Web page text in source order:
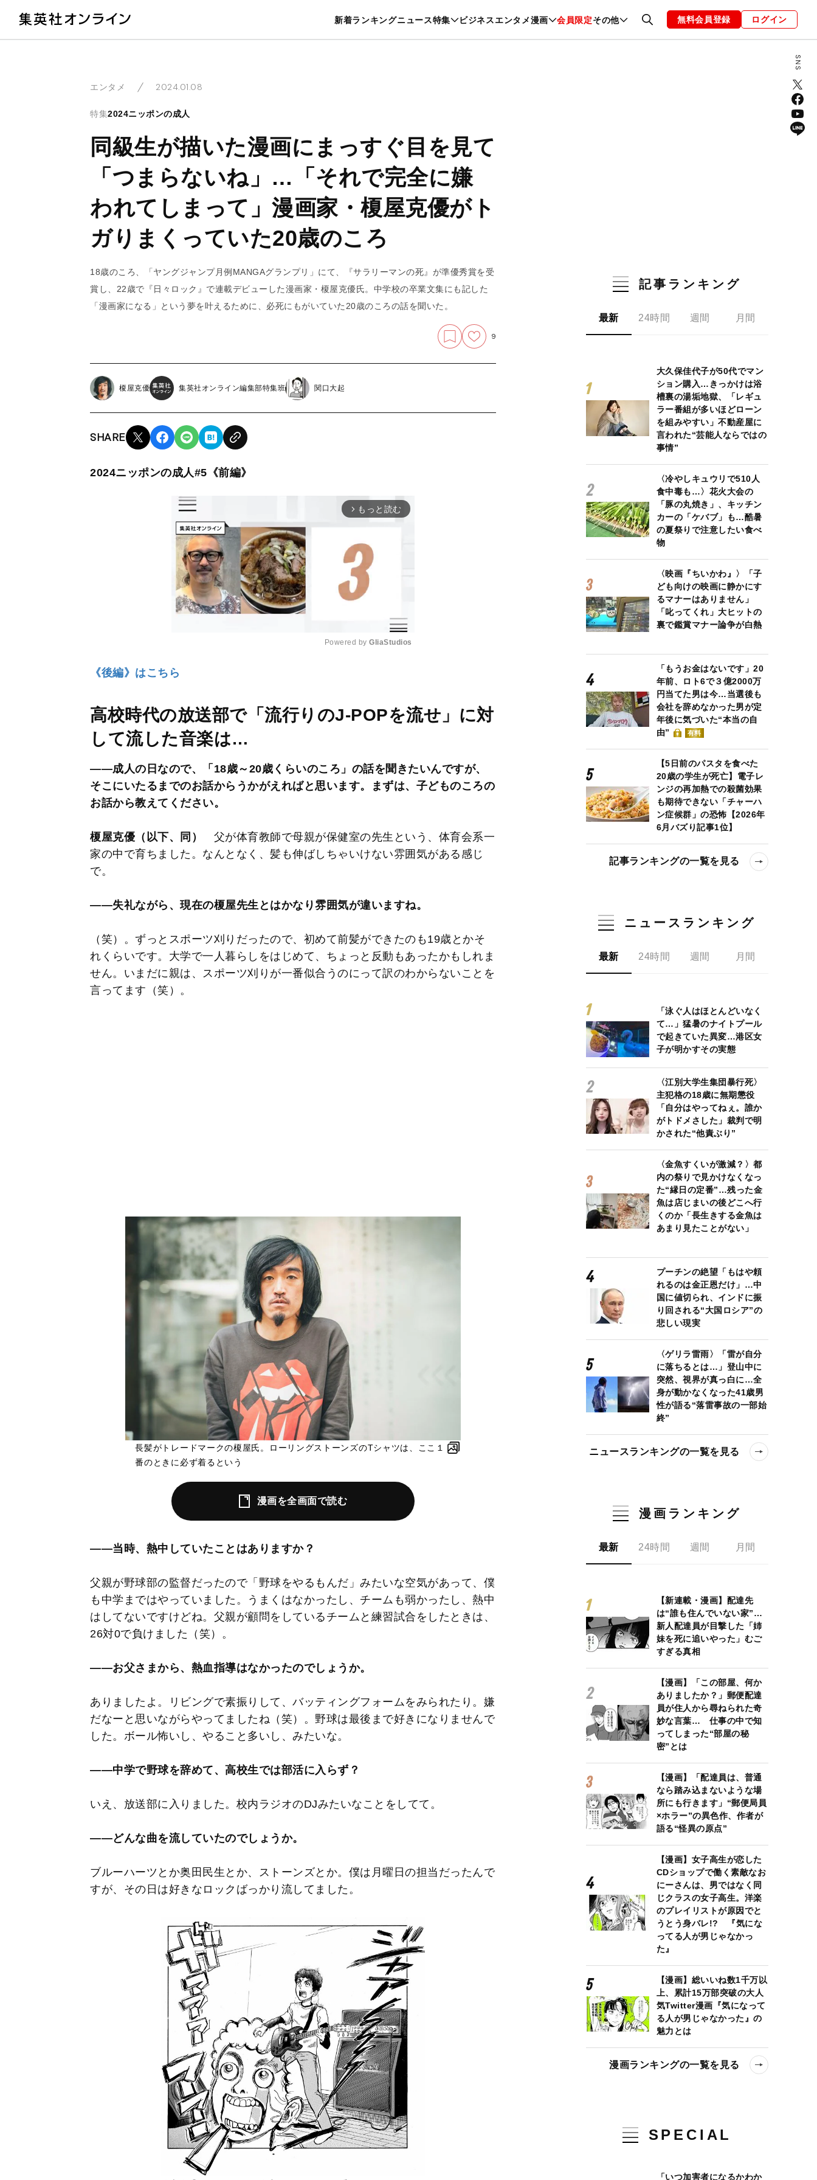
新着ランキングニュース特集 ビジネスエンタメ漫画 会員限定その他
暮らし スポーツ ヘルスケア 美容 グルメ ファッション 恋愛・結婚 編集部 お知らせ
無料会員登録 ログイン
エンタメ 2024.01.08
特集2024ニッポンの成人
同級生が描いた漫画にまっすぐ目を見て
「つまらないね」…「それで完全に嫌
われてしまって」漫画家・榎屋克優がト
ガりまくっていた20歳のころ
18歳のころ、「ヤングジャンプ月例MANGAグランプリ」にて、『サラリーマンの死』が準優秀賞を受
賞し、22歳で『日々ロック』で連載デビューした漫画家・榎屋克優氏。中学校の卒業文集にも記した
「漫画家になる」という夢を叶えるために、必死にもがいていた20歳のころの話を聞いた。
9
榎屋克優 集英社オンライン編集部特集班 関口大起
SHARE
2024ニッポンの成人#5《前編》
arrow_forward_ios もっと読む
t
Powered by GliaStudios
《後編》はこちら
高校時代の放送部で「流行りのJ-POPを流せ」に対
して流した音楽は…
――成人の日なので、「18歳～20歳くらいのころ」の話を聞きたいんですが、
そこにいたるまでのお話からうかがえればと思います。まずは、子どものころの
お話から教えてください。
榎屋克優（以下、同）
父が体育教師で母親が保健室の先生という、体育会系一
家の中で育ちました。なんとなく、髪も伸ばしちゃいけない雰囲気がある感じ
で。
――失礼ながら、現在の榎屋先生とはかなり雰囲気が違いますね。
（笑）。ずっとスポーツ刈りだったので、初めて前髪ができたのも19歳とかそ
れくらいです。大学で一人暮らしをはじめて、ちょっと反動もあったかもしれま
せん。いまだに親は、スポーツ刈りが一番似合うのにって訳のわからないことを
言ってます（笑）。
長髪がトレードマークの榎屋氏。ローリングストーンズのTシャツは、ここ１
番のときに必ず着るという
漫画を全画面で読む
――当時、熱中していたことはありますか？
父親が野球部の監督だったので「野球をやるもんだ」みたいな空気があって、僕
も中学まではやっていました。うまくはなかったし、チームも弱かったし、熱中
はしてないですけどね。父親が顧問をしているチームと練習試合をしたときは、
26対0で負けました（笑）。
――お父さまから、熱血指導はなかったのでしょうか。
ありましたよ。リビングで素振りして、バッティングフォームをみられたり。嫌
だなーと思いながらやってましたね（笑）。野球は最後まで好きになりませんで
した。ボール怖いし、やること多いし、みたいな。
――中学で野球を辞めて、高校生では部活に入らず？
いえ、放送部に入りました。校内ラジオのDJみたいなことをしてて。
――どんな曲を流していたのでしょうか。
ブルーハーツとか奥田民生とか、ストーンズとか。僕は月曜日の担当だったんで
すが、その日は好きなロックばっかり流してました。
記事ランキング
最新 24時間 週間 月間
大久保佳代子が50代でマン
ション購入…きっかけは浴
槽裏の湯垢地獄、「レギュ
ラー番組が多いほどローン
を組みやすい」不動産屋に
言われた“芸能人ならではの
事情”
〈冷やしキュウリで510人
食中毒も…〉花火大会の
「豚の丸焼き」、キッチン
カーの「ケバブ」も…酷暑
の夏祭りで注意したい食べ
物
〈映画『ちいかわ』〉「子
ども向けの映画に静かにす
るマナーはありません」
「叱ってくれ」大ヒットの
裏で鑑賞マナー論争が白熱
「もうお金はないです」20
年前、ロト6で３億2000万
円当てた男は今…当選後も
会社を辞めなかった男が定
年後に気づいた“本当の自
由”
有料
【5日前のパスタを食べた
20歳の学生が死亡】電子レ
ンジの再加熱での殺菌効果
も期待できない「チャーハ
ン症候群」の恐怖【2026年
6月バズり記事1位】
記事ランキングの一覧を見る
ニュースランキング
最新 24時間 週間 月間
「泳ぐ人はほとんどいなく
て…」猛暑のナイトプール
で起きていた異変…港区女
子が明かすその実態
〈江別大学生集団暴行死〉
主犯格の18歳に無期懲役
「自分はやってねぇ。誰か
がトドメさした」裁判で明
かされた“他責ぶり”
〈金魚すくいが激減？〉都
内の祭りで見かけなくなっ
た“縁日の定番”…残った金
魚は店じまいの後どこへ行
くのか「長生きする金魚は
あまり見たことがない」
プーチンの絶望「もはや頼
れるのは金正恩だけ」…中
国に値切られ、インドに振
り回される“大国ロシア”の
悲しい現実
〈ゲリラ雷雨〉「雷が自分
に落ちるとは…」登山中に
突然、視界が真っ白に…全
身が動かなくなった41歳男
性が語る“落雷事故の一部始
終”
ニュースランキングの一覧を見る
漫画ランキング
最新 24時間 週間 月間
【新連載・漫画】配達先
は“誰も住んでいない家”…
新人配達員が目撃した「姉
妹を死に追いやった」むご
すぎる真相
【漫画】「この部屋、何か
ありましたか？」郵便配達
員が住人から尋ねられた奇
妙な言葉… 仕事の中で知
ってしまった“部屋の秘
密”とは
【漫画】「配達員は、普通
なら踏み込まないような場
所にも行きます」“郵便局員
×ホラー”の異色作、作者が
語る“怪異の原点”
【漫画】女子高生が恋した
CDショップで働く素敵なお
にーさんは、男ではなく同
じクラスの女子高生。洋楽
のプレイリストが原因でと
うとう身バレ!? 『気にな
ってる人が男じゃなかっ
た』
【漫画】総いいね数1千万以
上、累計15万部突破の大人
気Twitter漫画『気になって
る人が男じゃなかった』の
魅力とは
漫画ランキングの一覧を見る
SPECIAL
「いつ加害者になるかわか